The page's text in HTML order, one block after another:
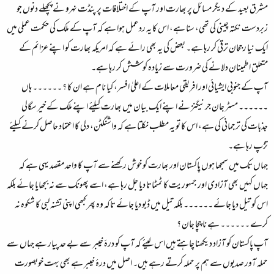
مشرق بعید کے دیگر مسائل پر بھارت اور آپ کے اختلافات پر پنڈت نہرو نے پچھلے دنوں جو
زبردست نکتہ چینی کی تھی، سنا ہے، اس کا یہ ردعمل ہوا ہے کہ آپ کے ملک کی حکمت عملی میں
ایک نیا رجحان ترقی کر رہا ہے۔ بعض کی یہ بھی رائے ہے کہ امریکہ بھارت کو اپنے عزائم کے
متعلق اطمینان دلانے کی ضرورت سے زیادہ کوشش کر رہا ہے۔
آپ کے جنوبی ایشیائی اور افریقی معاملات کے اعلیٰ افسر، کیا نام ہے ان کا ؟ ۔۔۔۔۔۔ ہاں
۔۔۔۔۔۔ مسٹر جان جرنیگنز نے اپنے ایک بیان میں بھارت کیلئے اپنے ملک کے خیر سگالی
جذبات کی ترجمانی کی ہے، اس کا تو یہ مطلب نکلتا ہے کہ واشنگٹن، دلی کا اعتماد حاصل کرنے کیلئے
تڑپ رہا ہے۔
جہاں تک میں سمجھا ہوں پاکستان اور بھارت کو خوش رکھنے سے آپ کا واحد مقصد یہی ہے کہ
جہاں کہیں بھی آزادی اور جمہوریت کا ٹمٹماتا دیا جل رہا ہے، اسے پھونک سے نہ بجھایا جائے بلکہ
اس کو تیل دیا جائے ۔۔۔۔۔۔ بلکہ تیل میں ڈبو دیا جائے تاکہ وہ پھر کبھی اپنی تشنہ لبی کا شکوہ نہ
کرے ۔۔۔۔۔۔ ہے نا چچا جان ؟
آپ پاکستان کو آزاد دیکھنا چاہتے ہیں اس لیئے کہ آپ کو درۂ خیبر سے بے حد پیار ہے جہاں سے
حملہ آور صدیوں سے ہم پر حملہ کرتے رہے ہیں۔ اصل میں درۂ خیبر ہے بھی بہت خوبصورت